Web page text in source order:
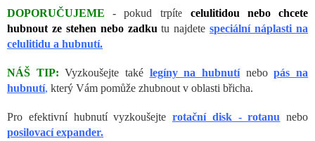
DOPORUČUJEME - pokud trpíte celulitidou nebo chcete
hubnout ze stehen nebo zadku tu najdetespeciální náplasti na
celulitidu a hubnutí.
NÁŠ TIP: Vyzkoušejte také legíny na hubnutínebopás na
hubnutí, který Vám pomůže zhubnout v oblasti břicha.
Pro efektivní hubnutí vyzkoušejte rotační disk - rotanu nebo
posilovací expander.